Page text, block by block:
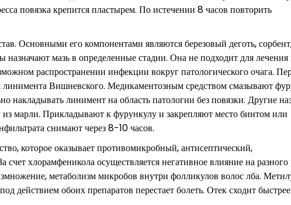
повязка крепится пластырем. По истечении 8 часов повторить
Основными его компонентами являются березовый деготь,
мазь в определенные стадии. Она не подходит для лечения
распространении инфекции вокруг патологического очага.
линимента Вишневского. Медикаментозным средством смазывают
накладывать линимент на область патологии без повязки. Другие
марли. Прикладывают к фурункулу и закрепляют место бинтом или
снимают через 8-10 часов.
которое оказывает противомикробный, антисептический,
хлорамфеникола осуществляется негативное влияние на разного
метаболизм микробов внутри фолликулов волос лба.
действием обоих препаратов перестает болеть. Отек сходит быстрее.